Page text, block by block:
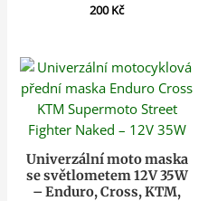
200Kč
Univerzální moto maska
se světlometem 12V 35W
– Enduro, Cross, KTM,